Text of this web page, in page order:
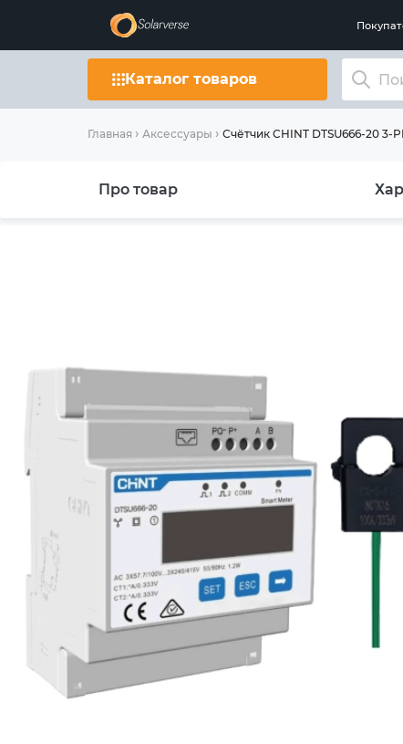
Каталог товаров
Главная Аксессуары Счётчик CHINT DTSU666-20 3-
Про товар